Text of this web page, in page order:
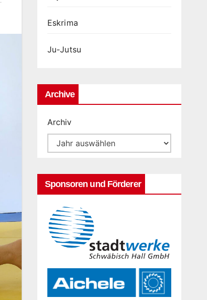
Eskrima
Ju-Jutsu
Archive
Archiv
Sponsoren und Förderer